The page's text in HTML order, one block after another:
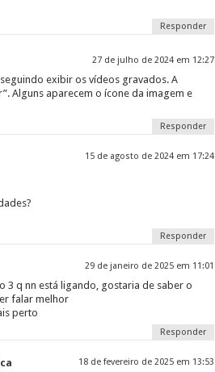
Responder
27 de julho de 2024 em 12:27
exibir os vídeos gravados. A
Alguns aparecem o ícone da imagem e
Responder
15 de agosto de 2024 em 17:24
Responder
29 de janeiro de 2025 em 11:01
3 q nn está ligando, gostaria de saber o
falar melhor
perto
Responder
18 de fevereiro de 2025 em 13:53